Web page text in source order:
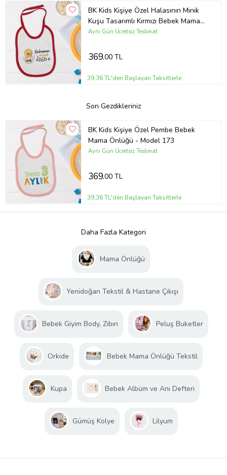
BK Kids Kişiye Özel Halasının Minik
Kuşu Tasarımlı Kırmızı Bebek Mama
Önlüğü-1
Aynı Gün Ücretsiz Teslimat
369,00 TL
39,36 TL'den Başlayan Taksitlerle
Son Gezdikleriniz
BK Kids Kişiye Özel Pembe Bebek
Mama Önlüğü - Model 173
Aynı Gün Ücretsiz Teslimat
369,00 TL
39,36 TL'den Başlayan Taksitlerle
Daha Fazla Kategori
Mama Önlüğü
Yenidoğan Tekstil & Hastane Çıkışı
Bebek Giyim Body, Zıbın Peluş Buketler
Orkide Bebek Mama Önlüğü Tekstil
Kupa Bebek Albüm ve Anı Defteri
Gümüş Kolye Lilyum